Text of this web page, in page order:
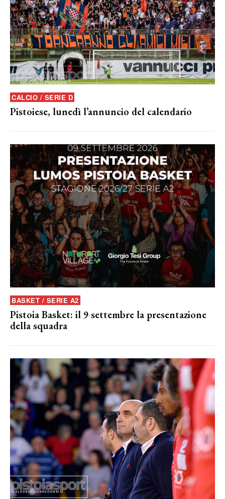
CALCIO / SERIE D
Pistoiese, lunedì l’annuncio del calendario
BASKET / SERIE A2
Pistoia Basket: il 9 settembre la presentazione
della squadra